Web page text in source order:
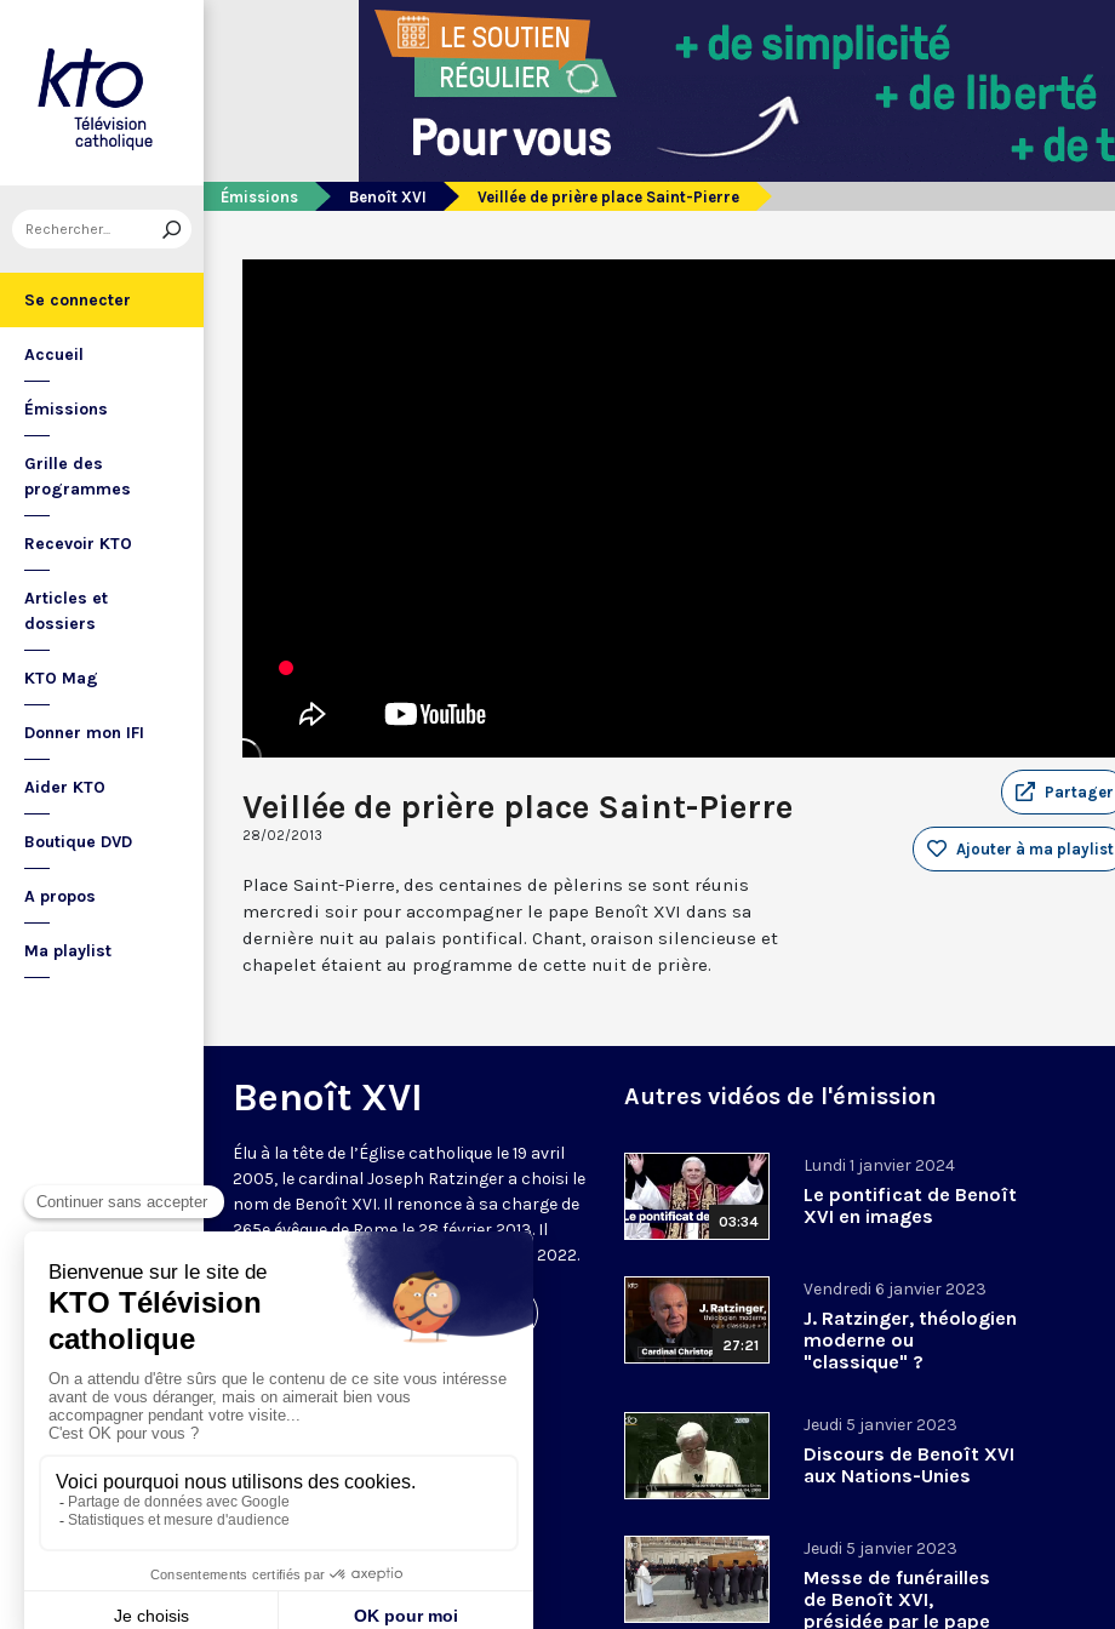
Se connecter
Accueil
Émissions
Grille des
programmes
Recevoir KTO
Articles et
dossiers
KTO Mag
Donner mon IFI
Aider KTO
Boutique DVD
A propos
Ma playlist
Émissions Benoît XVI Veillée de prière place Saint-Pierre
Veillée de prière place Saint-Pierre
28/02/2013
Partager
Ajouter à ma playlist
Place Saint-Pierre, des centaines de pèlerins se sont réunis
mercredi soir pour accompagner le pape Benoît XVI dans sa
dernière nuit au palais pontifical. Chant, oraison silencieuse et
chapelet étaient au programme de cette nuit de prière.
Benoît XVI
Élu à la tête de l’Église catholique le 19 avril
2005, le cardinal Joseph Ratzinger a choisi le
nom de Benoît XVI. Il renonce à sa charge de
265e évêque de Rome le 28 février 2013. Il
meurt à l’âge de 95 ans le 31 décembre 2022.
Visiter la page de l'émission
Autres vidéos de l'émission
03:34
Lundi 1 janvier 2024
Le pontificat de Benoît
XVI en images
27:21
Vendredi 6 janvier 2023
J. Ratzinger, théologien
moderne ou
"classique" ?
Jeudi 5 janvier 2023
Discours de Benoît XVI
aux Nations-Unies
Jeudi 5 janvier 2023
Messe de funérailles
de Benoît XVI,
présidée par le pape